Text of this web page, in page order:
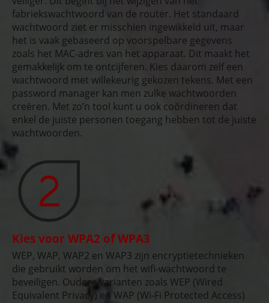
fabriekswachtwoord van de router. Het standaard
wachtwoord ziet er misschien ingewikkeld uit, maar
het is vaak gebaseerd op voorspelbare gegevens
zoals het MAC-adres van het apparaat. Dit maakt het
gemakkelijk om te ontcijferen. Kies daarom zelf een
wachtwoord met willekeurig gekozen tekens. Met een
password manager kan men zulke wachtwoorden
creëren. Met zo’n tool kunt u ook coördineren dat
enkel de juiste personen toegang hebben tot de juiste
wachtwoorden.
Kies voor WPA2 of WPA3
WEP, WAP, WAP2 en WAP3 zijn encryptietechnieken
die gebruikt worden om het wifi-wachtwoord te
beveiligen. Oudere varianten zoals WEP (Wired
Equivalent Privacy) en WAP (Wi-Fi Protected Access)